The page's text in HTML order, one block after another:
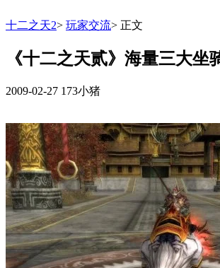
十二之天2> 玩家交流> 正文
《十二之天贰》海量三大坐
2009-02-27 173小猪